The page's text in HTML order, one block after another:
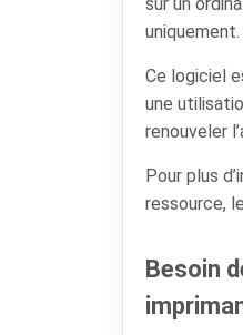
sur un
uniquement.
Ce logiciel
une
renouveler
Pour plus
ressource,
Besoin